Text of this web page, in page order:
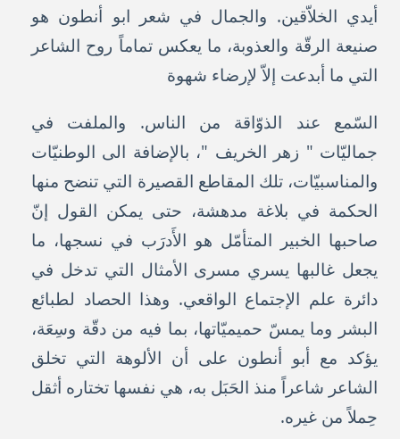
أيدي الخلاّقين. والجمال في شعر ابو أنطون هو
صنيعة الرقّة والعذوبة، ما يعكس تماماً روح الشاعر
التي ما أبدعت إلاّ لإرضاء شهوة
السّمع عند الذوّاقة من الناس. والملفت في
جماليّات " زهر الخريف "، بالإضافة الى الوطنيّات
والمناسبيّات، تلك المقاطع القصيرة التي تنضح منها
الحكمة في بلاغة مدهشة، حتى يمكن القول إنّ
صاحبها الخبير المتأمّل هو الأَدرَب في نسجها، ما
يجعل غالبها يسري مسرى الأمثال التي تدخل في
دائرة علم الإجتماع الواقعي. وهذا الحصاد لطبائع
البشر وما يمسّ حميميّاتها، بما فيه من دقّة وسِعَة،
يؤكد مع أبو أنطون على أن الألوهة التي تخلق
الشاعر شاعراً منذ الحَبَل به، هي نفسها تختاره أثقل
حِملاً من غيره.